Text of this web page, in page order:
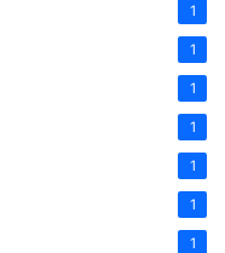
1
1
1
1
1
1
1